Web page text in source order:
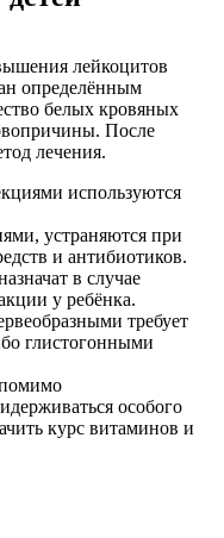
лейкоцитов
определённым
белых кровяных
После
лечения.
используются
устраняются при
и антибиотиков.
в случае
у ребёнка.
требует
глистогонными
особого
курс витаминов и